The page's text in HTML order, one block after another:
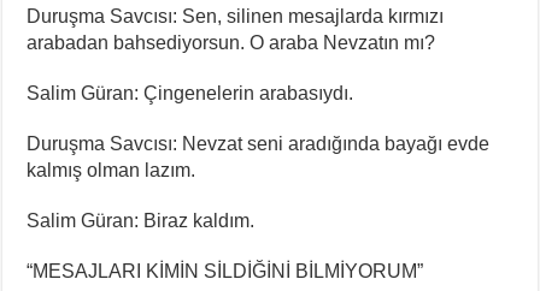
Duruşma Savcısı: Sen, silinen mesajlarda kırmızı
arabadan bahsediyorsun. O araba Nevzatın mı?
Salim Güran: Çingenelerin arabasıydı.
Duruşma Savcısı: Nevzat seni aradığında bayağı evde
kalmış olman lazım.
Salim Güran: Biraz kaldım.
“MESAJLARI KİMİN SİLDİĞİNİ BİLMİYORUM”